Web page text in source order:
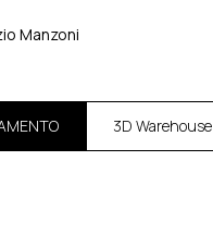
Manzoni
3D Warehouse